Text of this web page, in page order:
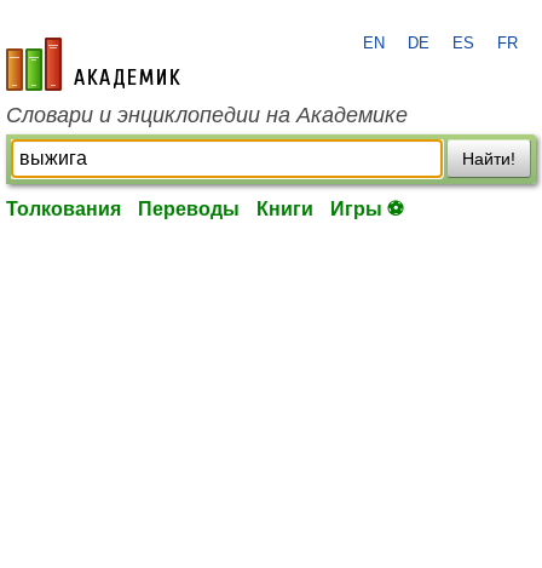
academic.ru
EN DE ES FR
Словари и энциклопедии на Академике
Найти!
Толкования Переводы Книги Игры ⚽